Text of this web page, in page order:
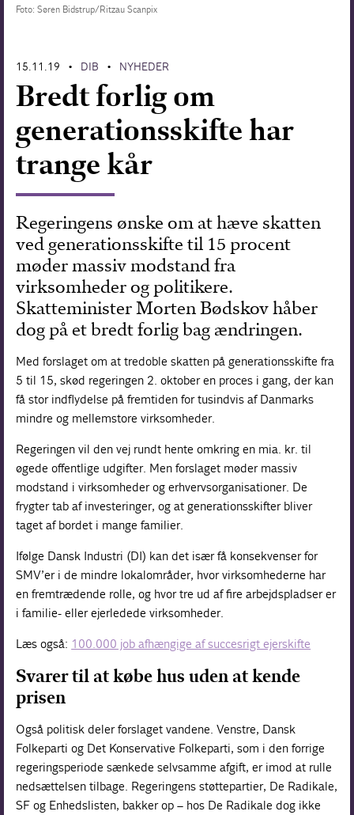
Foto: Søren Bidstrup/Ritzau Scanpix
15.11.19 • DIB • NYHEDER
Bredt forlig om
generationsskifte har
trange kår
Regeringens ønske om at hæve skatten
ved generationsskifte til 15 procent
møder massiv modstand fra
virksomheder og politikere.
Skatteminister Morten Bødskov håber
dog på et bredt forlig bag ændringen.
Med forslaget om at tredoble skatten på generationsskifte fra
5 til 15, skød regeringen 2. oktober en proces i gang, der kan
få stor indflydelse på fremtiden for tusindvis af Danmarks
mindre og mellemstore virksomheder.
Regeringen vil den vej rundt hente omkring en mia. kr. til
øgede offentlige udgifter. Men forslaget møder massiv
modstand i virksomheder og erhvervsorganisationer. De
frygter tab af investeringer, og at generationsskifter bliver
taget af bordet i mange familier.
Ifølge Dansk Industri (DI) kan det især få konsekvenser for
SMV’er i de mindre lokalområder, hvor virksomhederne har
en fremtrædende rolle, og hvor tre ud af fire arbejdspladser er
i familie- eller ejerledede virksomheder.
Læs også: 100.000 job afhængige af succesrigt ejerskifte
Svarer til at købe hus uden at kende
prisen
Også politisk deler forslaget vandene. Venstre, Dansk
Folkeparti og Det Konservative Folkeparti, som i den forrige
regeringsperiode sænkede selvsamme afgift, er imod at rulle
nedsættelsen tilbage. Regeringens støttepartier, De Radikale,
SF og Enhedslisten, bakker op – hos De Radikale dog ikke